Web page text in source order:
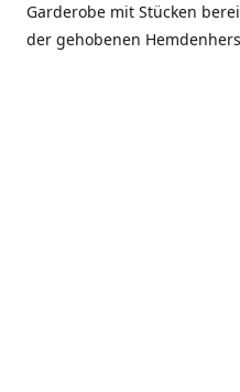
Garderobe mit Stücken
der gehobenen